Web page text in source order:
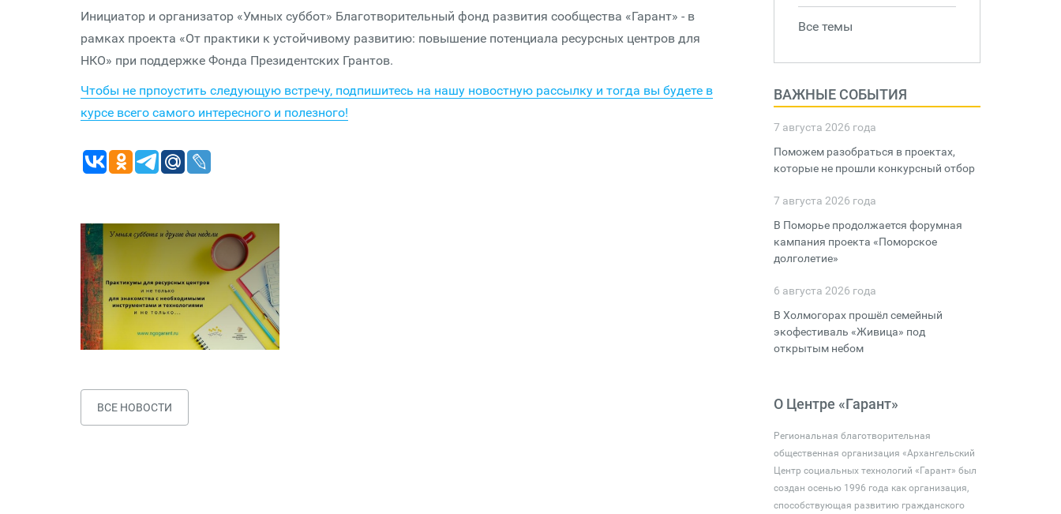
Инициатор и организатор «Умных суббот» Благотворительный фонд развития сообщества «Гарант» - в
рамках проекта «От практики к устойчивому развитию: повышение потенциала ресурсных центров для
НКО» при поддержке Фонда Президентских Грантов.
Чтобы не прпоустить следующую встречу, подпишитесь на нашу новостную рассылку и тогда вы будете в
курсе всего самого интересного и полезного!
ВСЕ НОВОСТИ
Все темы
ВАЖНЫЕ СОБЫТИЯ
7 августа 2026 года
Поможем разобраться в проектах,
которые не прошли конкурсный отбор
7 августа 2026 года
В Поморье продолжается форумная
кампания проекта «Поморское
долголетие»
6 августа 2026 года
В Холмогорах прошёл семейный
экофестиваль «Живица» под
открытым небом
О Центре «Гарант»
Региональная благотворительная
общественная организация «Архангельский
Центр социальных технологий «Гарант» был
создан осенью 1996 года как организация,
способствующая развитию гражданского